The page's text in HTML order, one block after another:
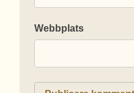
Webbplats